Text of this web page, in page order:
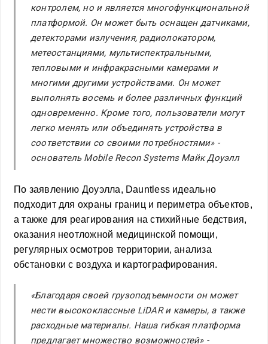
контролем, но и является многофункциональной
платформой. Он может быть оснащен датчиками,
детекторами излучения, радиолокатором,
метеостанциями, мультиспектральными,
тепловыми и инфракрасными камерами и
многими другими устройствами. Он может
выполнять восемь и более различных функций
одновременно. Кроме того, пользователи могут
легко менять или объединять устройства в
соответствии со своими потребностями» -
основатель Mobile Recon Systems Майк Доуэлл
По заявлению Доуэлла, Dauntless идеально
подходит для охраны границ и периметра объектов,
а также для реагирования на стихийные бедствия,
оказания неотложной медицинской помощи,
регулярных осмотров территории, анализа
обстановки с воздуха и картографирования.
«Благодаря своей грузоподъемности он может
нести высококлассные LiDAR и камеры, а также
расходные материалы. Наша гибкая платформа
предлагает множество возможностей» -